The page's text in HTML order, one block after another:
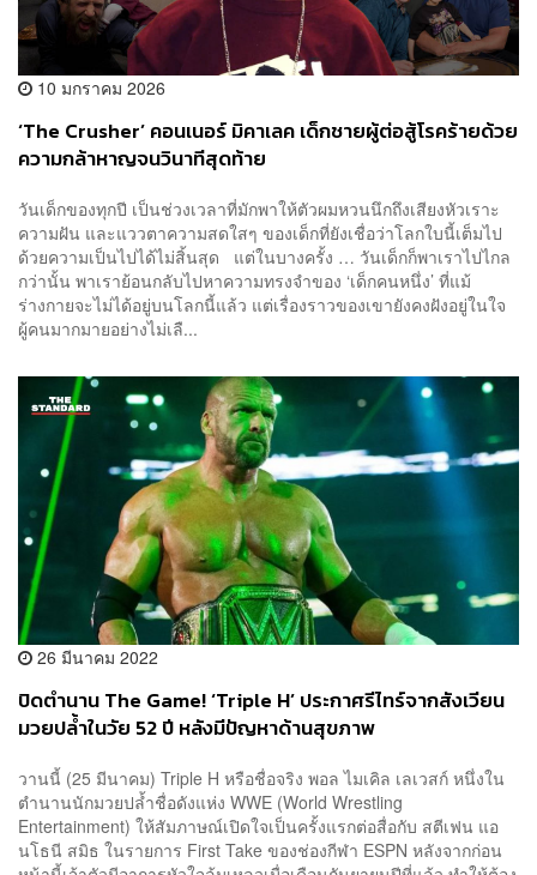
10 มกราคม 2026
‘The Crusher’ คอนเนอร์ มิคาเลค เด็กชายผู้ต่อสู้โรคร้ายด้วย
ความกล้าหาญจนวินาทีสุดท้าย
วันเด็กของทุกปี เป็นช่วงเวลาที่มักพาให้ตัวผมหวนนึกถึงเสียงหัวเราะ
ความฝัน และแววตาความสดใสๆ ของเด็กที่ยังเชื่อว่าโลกใบนี้เต็มไป
ด้วยความเป็นไปได้ไม่สิ้นสุด แต่ในบางครั้ง … วันเด็กก็พาเราไปไกล
กว่านั้น พาเราย้อนกลับไปหาความทรงจำของ ‘เด็กคนหนึ่ง’ ที่แม้
ร่างกายจะไม่ได้อยู่บนโลกนี้แล้ว แต่เรื่องราวของเขายังคงฝังอยู่ในใจ
ผู้คนมากมายอย่างไม่เลื...
26 มีนาคม 2022
ปิดตำนาน The Game! ‘Triple H’ ประกาศรีไทร์จากสังเวียน
มวยปล้ำในวัย 52 ปี หลังมีปัญหาด้านสุขภาพ
วานนี้ (25 มีนาคม) Triple H หรือชื่อจริง พอล ไมเคิล เลเวสก์ หนึ่งใน
ตำนานนักมวยปล้ำชื่อดังแห่ง WWE (World Wrestling
Entertainment) ให้สัมภาษณ์เปิดใจเป็นครั้งแรกต่อสื่อกับ สตีเฟน แอ
นโธนี สมิธ ในรายการ First Take ของช่องกีฬา ESPN หลังจากก่อน